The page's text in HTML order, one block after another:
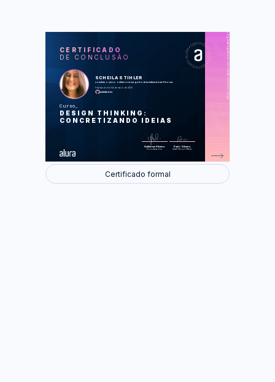
CERTIFICADO
DE CONCLUSÃO
SCHEILA STIHLER
concluiu o curso online com carga horária estimada em 5 horas.
Finalizado em 04 de maio de 2020
scheiladev
Curso
DESIGN THINKING:
CONCRETIZANDO IDEIAS
Guilherme Silveira
Coordenador
Paulo Silveira
Chief Vision Officer
https://cursos.alura.com.br/certificate/924c9c2e-2b5b-44fe-a30c-ebd4b92b56b4
LAS
O que é Design Thinking
Empatia
Certificado formal